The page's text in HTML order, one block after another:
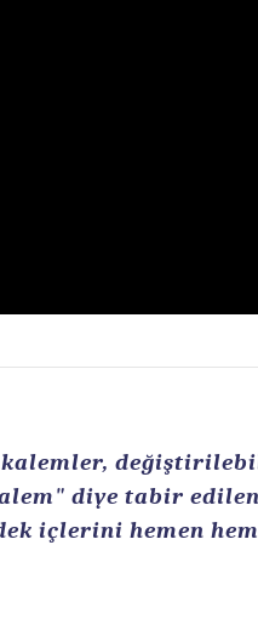
kalemler,
diye tabir edilen
içlerini hemen